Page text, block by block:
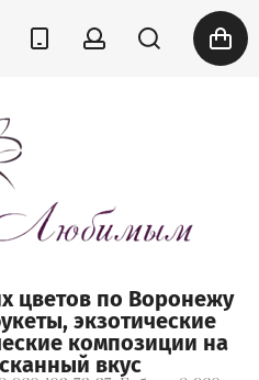
цветов по Воронежу
экзотические
композиции на
вкус